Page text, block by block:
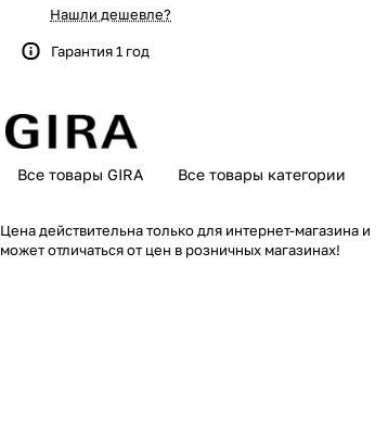
Нашли дешевле?
Гарантия 1 год
Все товары GIRA Все товары категории
Цена действительна только для интернет-магазина и
может отличаться от цен в розничных магазинах!